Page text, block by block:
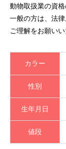
動物取扱業の資
一般の方は、法
ご理解をお願いい
カラー
性別
生年月日
値段